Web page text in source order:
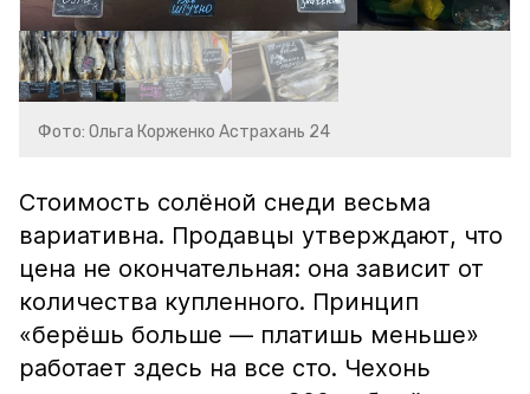
Фото: Ольга Корженко Астрахань 24
Стоимость солёной снеди весьма
вариативна. Продавцы утверждают, что
цена не окончательная: она зависит от
количества купленного. Принцип
«берёшь больше — платишь меньше»
работает здесь на все сто. Чехонь